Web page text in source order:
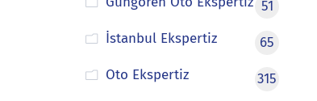
51
İstanbul Ekspertiz
65
Oto Ekspertiz
315